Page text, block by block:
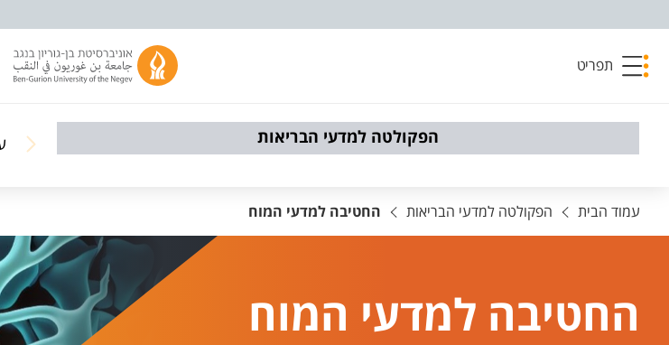
תפריט
הפקולטה למדעי הבריאות
עמוד הבית הפקולטה למדעי הבריאות החטיבה למדעי המוח
החטיבה למדעי המוח